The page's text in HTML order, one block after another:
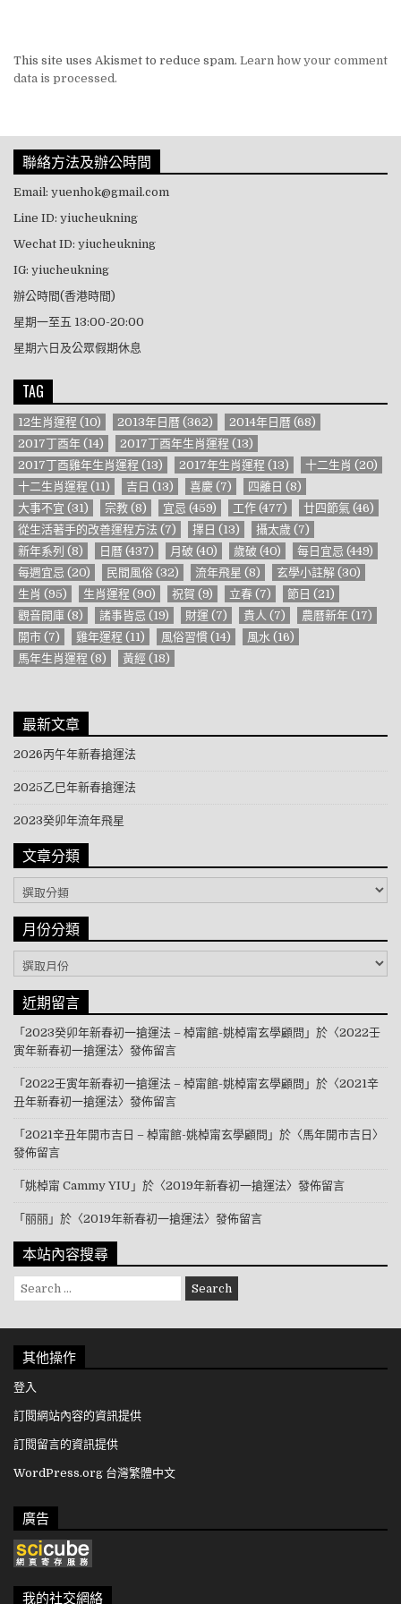
This site uses Akismet to reduce spam. Learn how your comment
data is processed.
聯絡方法及辦公時間
Email: yuenhok@gmail.com
Line ID: yiucheukning
Wechat ID: yiucheukning
IG: yiucheukning
辦公時間(香港時間)
星期一至五 13:00-20:00
星期六日及公眾假期休息
TAG
12生肖運程 (10) 2013年日曆 (362) 2014年日曆 (68)
2017丁酉年 (14) 2017丁酉年生肖運程 (13)
2017丁酉雞年生肖運程 (13) 2017年生肖運程 (13) 十二生肖 (20)
十二生肖運程 (11) 吉日 (13) 喜慶 (7) 四離日 (8)
大事不宜 (31) 宗教 (8) 宜忌 (459) 工作 (477) 廿四節氣 (46)
從生活著手的改善運程方法 (7) 擇日 (13) 攝太歲 (7)
新年系列 (8) 日曆 (437) 月破 (40) 歲破 (40) 每日宜忌 (449)
每週宜忌 (20) 民間風俗 (32) 流年飛星 (8) 玄學小註解 (30)
生肖 (95) 生肖運程 (90) 祝賀 (9) 立春 (7) 節日 (21)
觀音開庫 (8) 諸事皆忌 (19) 財運 (7) 貴人 (7) 農曆新年 (17)
開市 (7) 雞年運程 (11) 風俗習慣 (14) 風水 (16)
馬年生肖運程 (8) 黃經 (18)
最新文章
2026丙午年新春搶運法
2025乙巳年新春搶運法
2023癸卯年流年飛星
文章分類
文章分類
月份分類
月份分類
近期留言
「2023癸卯年新春初一搶運法 – 棹甯館-姚棹甯玄學顧問 」於〈2022壬
寅年新春初一搶運法〉發佈留言
「2022壬寅年新春初一搶運法 – 棹甯館-姚棹甯玄學顧問 」於〈2021辛
丑年新春初一搶運法〉發佈留言
「2021辛丑年開市吉日 – 棹甯館-姚棹甯玄學顧問 」於〈馬年開市吉日 〉
發佈留言
「姚棹甯 Cammy YIU 」於〈2019年新春初一搶運法〉發佈留言
「丽丽 」於〈2019年新春初一搶運法〉發佈留言
本站內容搜尋
Search for:
其他操作
登入
訂閱網站內容的資訊提供
訂閱留言的資訊提供
WordPress.org 台灣繁體中文
廣告
我的社交網絡